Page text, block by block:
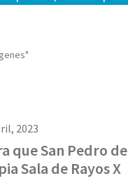
2023
que San Pedro de
Sala de Rayos X